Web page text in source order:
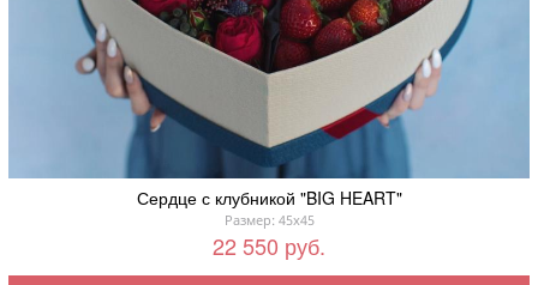
Сердце с клубникой "BIG HEART"
Размер: 45x45
22 550 руб.